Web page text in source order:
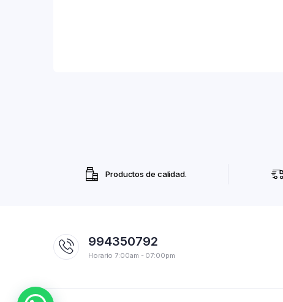
Productos de calidad.
994350792
Horario 7:00am - 07:00pm